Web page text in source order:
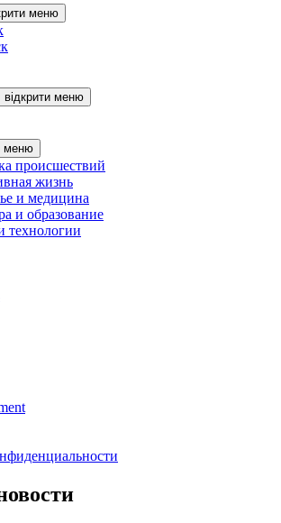
меню
відкрити меню
меню
происшествий
жизнь
и медицина
и образование
технологии